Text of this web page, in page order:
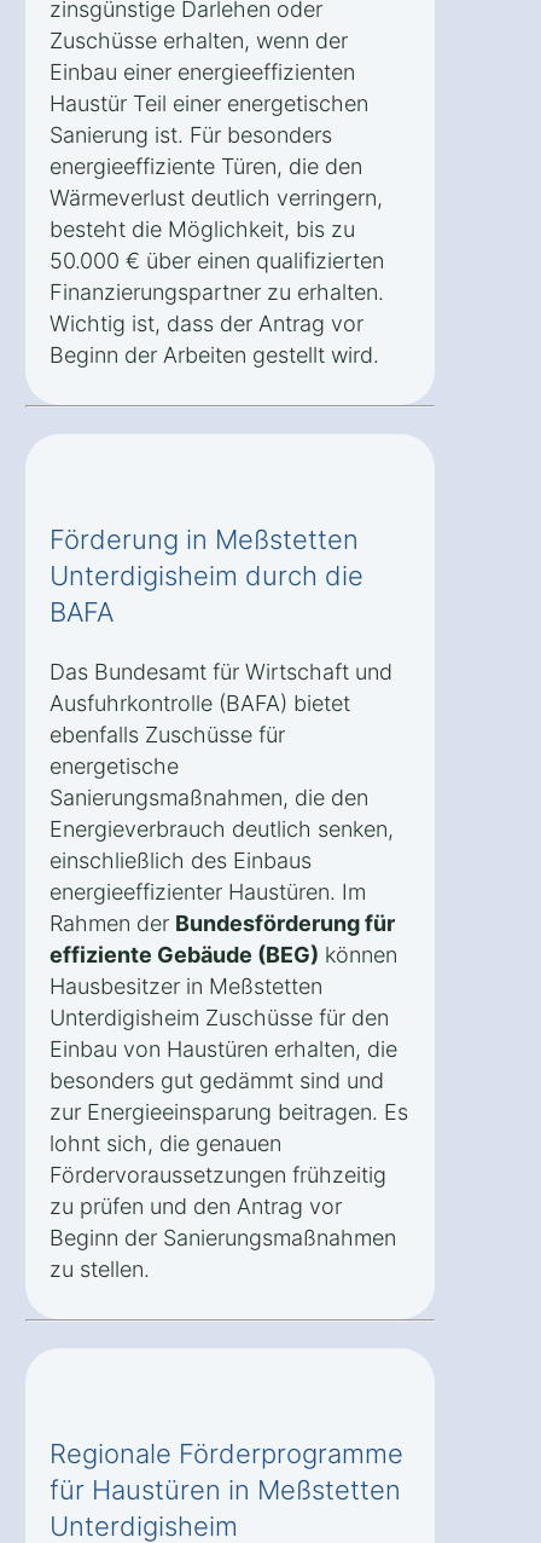
zinsgünstige Darlehen oder
Zuschüsse erhalten, wenn der
Einbau einer energieeffizienten
Haustür Teil einer energetischen
Sanierung ist. Für besonders
energieeffiziente Türen, die den
Wärmeverlust deutlich verringern,
besteht die Möglichkeit, bis zu
50.000 € über einen qualifizierten
Finanzierungspartner zu erhalten.
Wichtig ist, dass der Antrag vor
Beginn der Arbeiten gestellt wird.
Förderung in Meßstetten
Unterdigisheim durch die
BAFA
Das Bundesamt für Wirtschaft und
Ausfuhrkontrolle (BAFA) bietet
ebenfalls Zuschüsse für
energetische
Sanierungsmaßnahmen, die den
Energieverbrauch deutlich senken,
einschließlich des Einbaus
energieeffizienter Haustüren. Im
Rahmen der Bundesförderung für
effiziente Gebäude (BEG) können
Hausbesitzer in Meßstetten
Unterdigisheim Zuschüsse für den
Einbau von Haustüren erhalten, die
besonders gut gedämmt sind und
zur Energieeinsparung beitragen. Es
lohnt sich, die genauen
Fördervoraussetzungen frühzeitig
zu prüfen und den Antrag vor
Beginn der Sanierungsmaßnahmen
zu stellen.
Regionale Förderprogramme
für Haustüren in Meßstetten
Unterdigisheim